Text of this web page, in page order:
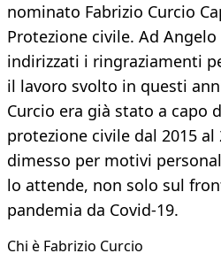
nominato Fabrizio Curcio
Protezione civile. Ad
indirizzati i ringraziamenti
il lavoro svolto in questi
Curcio era già stato a capo
protezione civile dal 2015 al
dimesso per motivi
lo attende, non solo sul
pandemia da Covid-19.
Chi è Fabrizio Curcio